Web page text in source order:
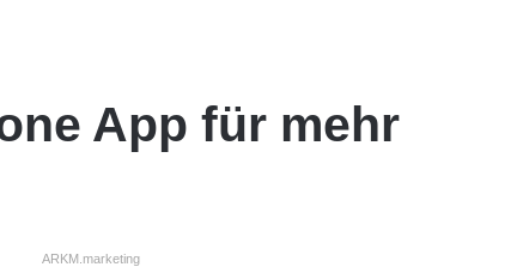
App für mehr
ARKM.marketing